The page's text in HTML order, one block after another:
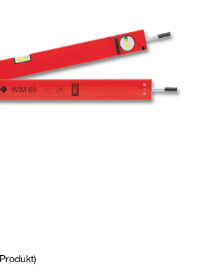
Produkt)